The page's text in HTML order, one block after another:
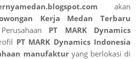
akan
Kerja Medan Terbaru
PT MARK Dynamics
PT MARK Dynamics Indonesia
manufakturyang berlokasi di